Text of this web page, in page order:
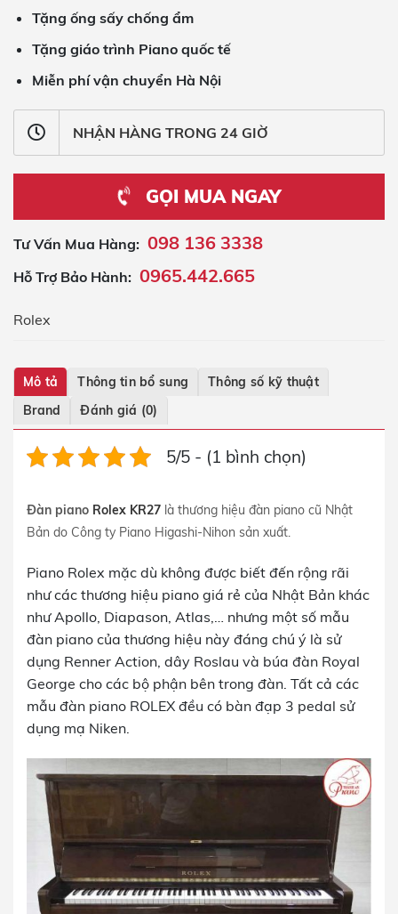
Tặng ống sấy chống ẩm
Tặng giáo trình Piano quốc tế
Miễn phí vận chuyển Hà Nội
NHẬN HÀNG TRONG 24 GIỜ
GỌI MUA NGAY
Tư Vấn Mua Hàng: 098 136 3338
Hỗ Trợ Bảo Hành: 0965.442.665
Rolex
Mô tả Thông tin bổ sung
Thông số kỹ thuật
Brand
Đánh giá (0)
5/5 - (1 bình chọn)
Đàn piano Rolex KR27 là thương hiệu đàn piano cũ Nhật
Bản do Công ty Piano Higashi-Nihon sản xuất.
Piano Rolex mặc dù không được biết đến rộng rãi
như các thương hiệu piano giá rẻ của Nhật Bản khác
như Apollo, Diapason, Atlas,… nhưng một số mẫu
đàn piano của thương hiệu này đáng chú ý là sử
dụng Renner Action, dây Roslau và búa đàn Royal
George cho các bộ phận bên trong đàn. Tất cả các
mẫu đàn piano ROLEX đều có bàn đạp 3 pedal sử
dụng mạ Niken.